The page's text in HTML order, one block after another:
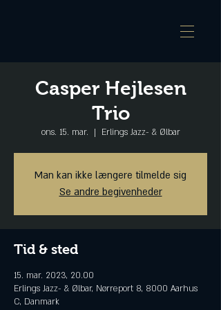
Casper Hejlesen
Trio
ons. 15. mar.
  |
Erlings Jazz- & Ølbar
Man kan ikke længere tilmelde sig
Se andre begivenheder
Tid & sted
15. mar. 2023, 20.00
Erlings Jazz- & Ølbar, Nørreport 8, 8000 Aarhus
C, Danmark